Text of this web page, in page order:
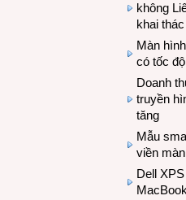
không
khai
Màn
có tốc
Doanh
truyền
tăng
Mẫu
viền
Dell